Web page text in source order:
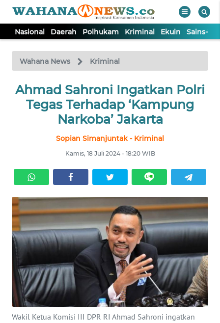
Nasional Daerah Polhukam Kriminal Ekuin Sains-
Wahana News Kriminal
Ahmad Sahroni Ingatkan Polri
Tegas Terhadap ‘Kampung
Narkoba’ Jakarta
Sopian Simanjuntak - Kriminal
Kamis, 18 Juli 2024 - 18:20 WIB
Wakil Ketua Komisi III DPR RI Ahmad Sahroni ingatkan
TV
Tutup
NASIONAL
KRIMINAL
EKUIN
SAINS-TEKNO
KESEHATAN
INTERNASIONAL
SERBA-SERBI